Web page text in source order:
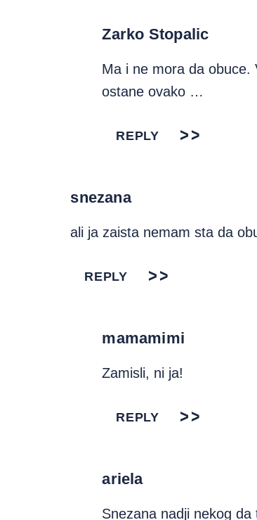
Zarko Stopalic
Ma i ne mora da obuce.
ostane ovako …
REPLY
snezana
ali ja zaista nemam sta da
REPLY
mamamimi
Zamisli, ni ja!
REPLY
ariela
Snezana nadji nekog